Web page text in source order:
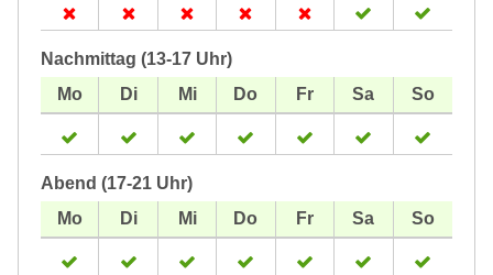
Nachmittag (13-17 Uhr)
Abend (17-21 Uhr)